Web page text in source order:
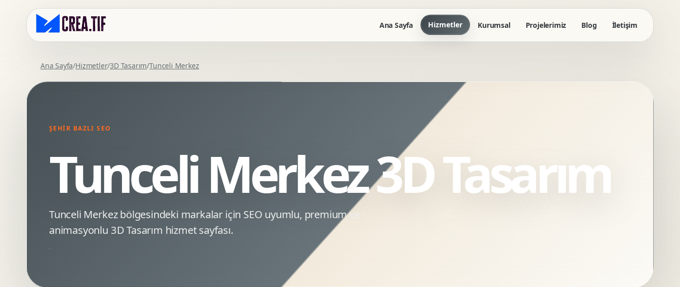
Ana Sayfa Hizmetler
Kurumsal Web Tasarim
SEO Uyumlu Web Tasarim
Webflow Web Tasarim
Kurumsal Site Yenileme
Dashboard UI Tasarimi
Conversion UX Optimizasyonu
Ofis Ici Gorsel Kimlik
Kurumsal Katalog Tasarimi
Minimal Logo Tasarimi
Premium Logo Tasarimi
Logo Revizyonu
Google Ads Reklam Tasarimi Sosyal Medya Kreatif Tasarimi
Reels Kapak Tasarimi
Topluluk Yonetimi
Kurumsal Projelerimiz Blog İletişim
Ana Sayfa/Hizmetler/3D Tasarım/Tunceli Merkez
ŞEHIR BAZLI SEO
Tunceli Merkez 3D Tasarım
Tunceli Merkez bölgesindeki markalar için SEO uyumlu, premium ve
animasyonlu 3D Tasarım hizmet sayfası.